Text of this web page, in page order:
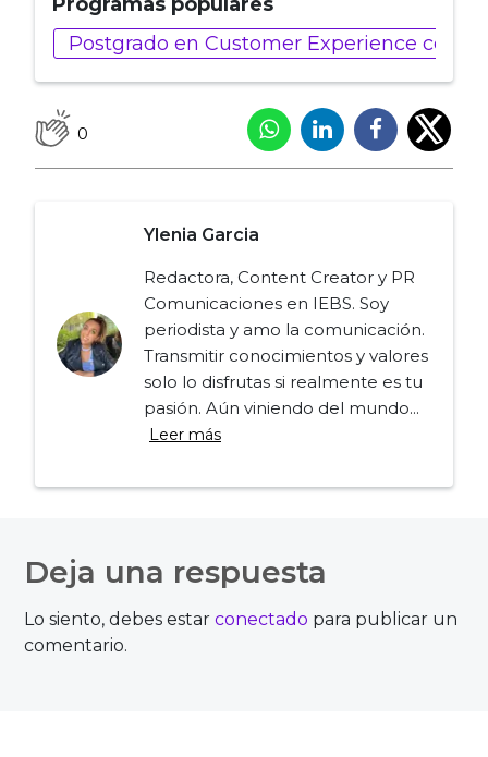
Postgrado en Customer Experience con
0
Ylenia Garcia
Redactora, Content Creator y PR
Comunicaciones en IEBS. Soy
periodista y amo la comunicación.
Transmitir conocimientos y valores
solo lo disfrutas si realmente es tu
pasión. Aún viniendo del mundo...
Leer más
de
entradas
Deja una respuesta
Lo siento, debes estarconectado para publicar un
comentario.